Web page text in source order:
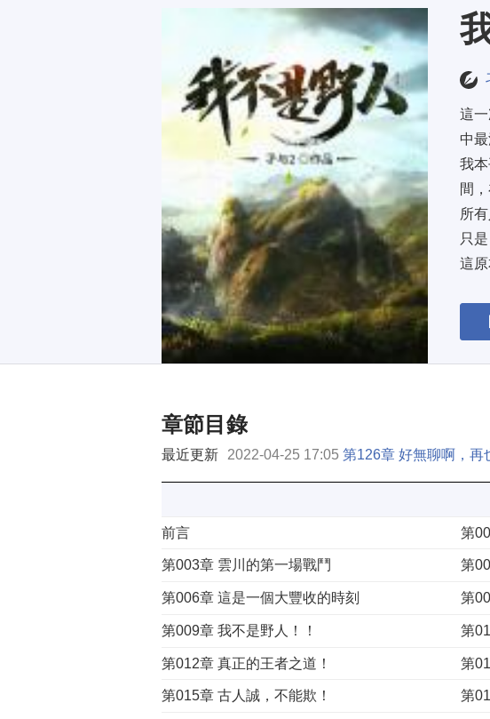
這
中
我
間
所
只
這
章節目錄
最近更新 2022-04-25 17:05 第126章 好無聊啊，再
前言 第
第003章 雲川的第一場戰鬥 第
第006章 這是一個大豐收的時刻 第
第009章 我不是野人！！ 第
第012章 真正的王者之道！ 第
第015章 古人誠，不能欺！ 第